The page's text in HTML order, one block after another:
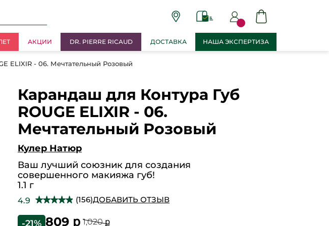
АКЦИИ DR. PIERRE RICAUD ДОСТАВКА НАША ЭКСПЕРТИЗА
ELIXIR - 06. Мечтательный Розовый
Карандаш для Контура Губ
ROUGE ELIXIR - 06.
Мечтательный Розовый
Кулер Натюр
Ваш лучший союзник для создания
совершенного макияжа губ!
1.1 г
4.9 ★★★★★
★★★★★
из
5
(156)ДОБАВИТЬ ОТЗЫВ
-21% 809 ք 1,020 ք